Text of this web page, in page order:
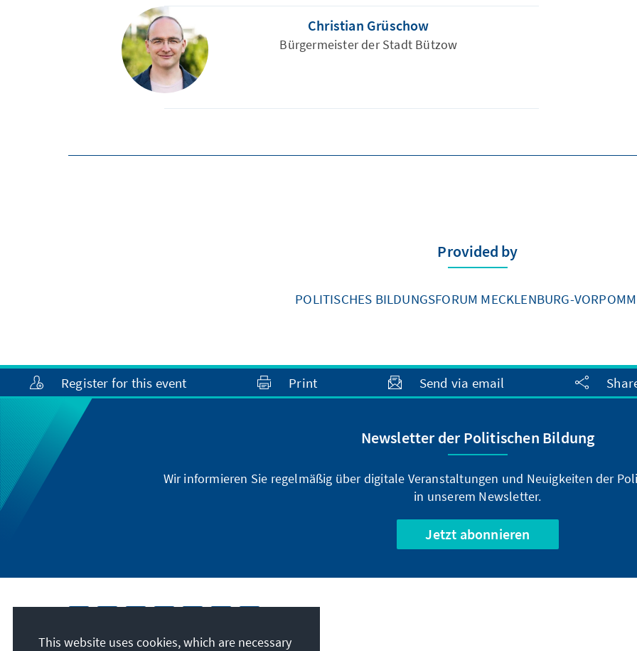
Christian Grüschow
Bürgermeister der Stadt Bützow
Provided by
POLITISCHES BILDUNGSFORUM MECKLENBURG-
Register for this event Print Send via email
Newsletter der Politischen Bildung
Wir informieren Sie regelmäßig über digitale Veranstaltungen und Neuigkeiten der
in unserem Newsletter.
Jetzt abonnieren
This website uses cookies, which are necessary